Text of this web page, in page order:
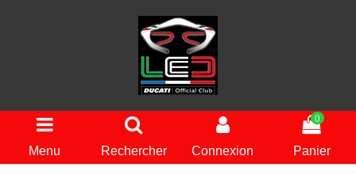
Menu Rechercher Connexion
0
Panier